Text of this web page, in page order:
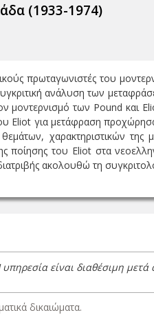
(1933-1974)
πρωταγωνιστές του
ανάλυση των
μοντερνισμό των Pound και
Eliot για μετάφραση
χαρακτηριστικών της
ποίησης του Eliot στα
ακολουθώ τη
υπηρεσία είναι διαθέσιμη
δικαιώματα.